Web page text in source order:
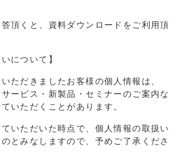
頂くと、資料ダウンロードをご利用頂
について】
ただきましたお客様の個人情報は、
ービス・新製品・セミナーのご案内な
いただくことがあります。
ていただいた時点で、個人情報の取扱い
とみなしますので、予めご了承くださ